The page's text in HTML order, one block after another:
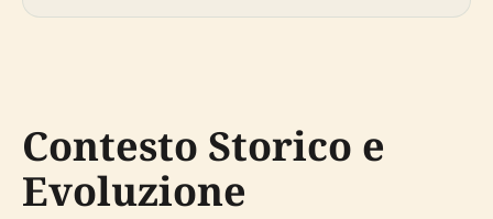
Contesto Storico e
Evoluzione